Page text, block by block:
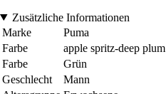
Zusätzliche Informationen
Marke
Puma
Farbe
apple spritz-deep plum
Farbe
Grün
Geschlecht
Mann